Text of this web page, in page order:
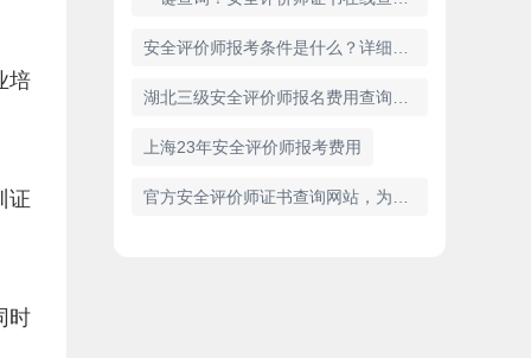
培
证
时
上海23年安全评价师报考费用